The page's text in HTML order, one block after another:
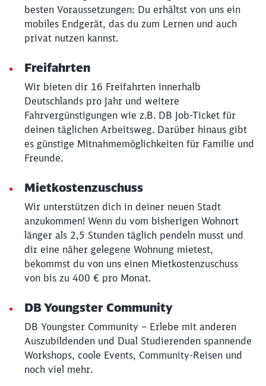
besten Voraussetzungen: Du erhältst von uns ein
mobiles Endgerät, das du zum Lernen und auch
privat nutzen kannst.
Freifahrten
Wir bieten dir 16 Freifahrten innerhalb
Deutschlands pro Jahr und weitere
Fahrvergünstigungen wie z.B. DB Job-Ticket für
deinen täglichen Arbeitsweg. Darüber hinaus gibt
es günstige Mitnahmemöglichkeiten für Familie und
Freunde.
Mietkostenzuschuss
Wir unterstützen dich in deiner neuen Stadt
anzukommen! Wenn du vom bisherigen Wohnort
länger als 2,5 Stunden täglich pendeln musst und
dir eine näher gelegene Wohnung mietest,
bekommst du von uns einen Mietkostenzuschuss
von bis zu 400 € pro Monat.
DB Youngster Community
DB Youngster Community – Erlebe mit anderen
Auszubildenden und Dual Studierenden spannende
Workshops, coole Events, Community-Reisen und
noch viel mehr.
Möchten Sie zuweitergeleitet
werden?